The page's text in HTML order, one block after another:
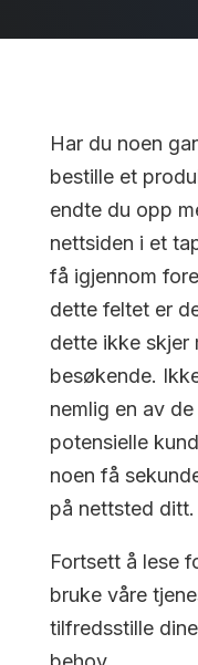
Har du noen
bestille et
endte du opp
nettsiden i et
få igjennom
dette feltet er
dette ikke skjer
besøkende.
nemlig en av
potensielle
noen få
på nettsted ditt.
Fortsett å lese
bruke våre
tilfredsstille